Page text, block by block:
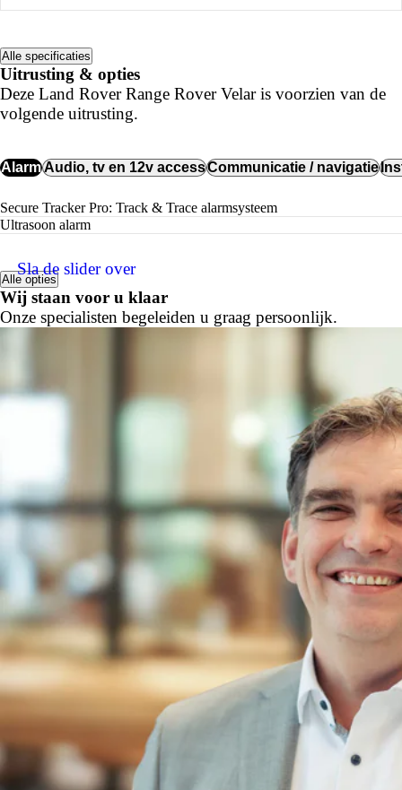
Alle specificaties
Uitrusting & opties
Deze Land Rover Range Rover Velar is voorzien van de
volgende uitrusting.
AlarmAudio, tv en 12v accessCommunicatie / navigatie
Secure Tracker Pro: Track & Trace alarmsysteem
Ultrasoon alarm
Alle opties
Wij staan voor u klaar
Onze specialisten begeleiden u graag persoonlijk.
Sla de slider over